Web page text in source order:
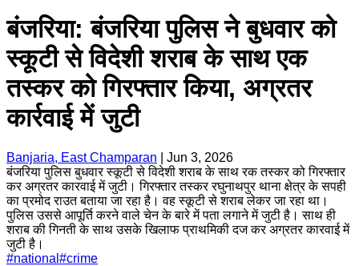
बंजरिया: बंजरिया पुलिस ने बुधवार को
स्कूटी से विदेशी शराब के साथ एक
तस्कर को गिरफ्तार किया, अग्रतर
कार्रवाई में जुटी
Banjaria, East Champaran
Jun 3, 2026
बंजरिया पुलिस बुधवार स्कूटी से विदेशी शराब के साथ रक तस्कर को गिरफ्तार
कर अग्रतर कारवाई में जुटी। गिरफ्तार तस्कर रघुनाथपुर थाना क्षेत्र के सपही
का प्रमोद राउत बताया जा रहा है। वह स्कूटी से शराब लेकर जा रहा था।
पुलिस उससे आपूर्ति करने वाले चेन के बारे में पता लगाने में जुटी है। साथ ही
शराब की गिनती के साथ उसके खिलाफ प्राथमिकी दज कर अग्रतर कारवाई में
जुटी है।
#national #crime